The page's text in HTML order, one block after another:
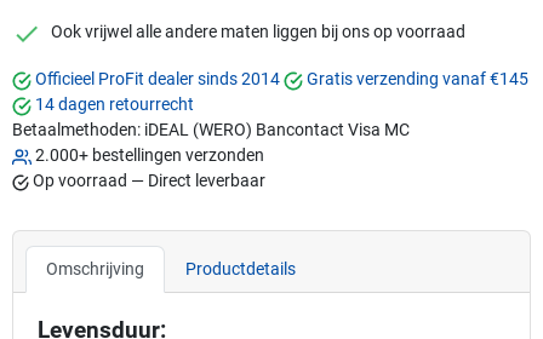
checkmark
Ook vrijwel alle andere maten liggen bij ons op voorraad
Officieel ProFit dealer sinds 2014
Gratis verzending vanaf €145
14 dagen retourrecht
Betaalmethoden: iDEAL (WERO) Bancontact Visa MC
2.000+ bestellingen verzonden
Op voorraad — Direct leverbaar
Omschrijving Productdetails
Levensduur: